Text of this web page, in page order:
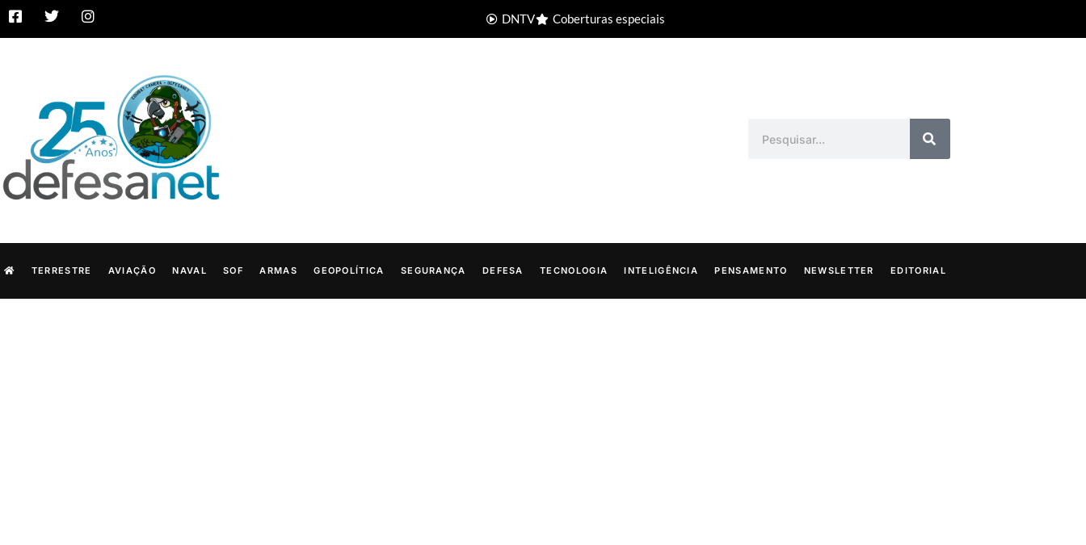
DNTV Coberturas especiais
TERRESTRE AVIAÇÃO NAVAL SOF ARMAS GEOPOLÍTICA SEGURANÇA DEFESA TECNOLOGIA INTELIGÊNCIA PENSAMENTO NEWSLETTER EDITORIAL